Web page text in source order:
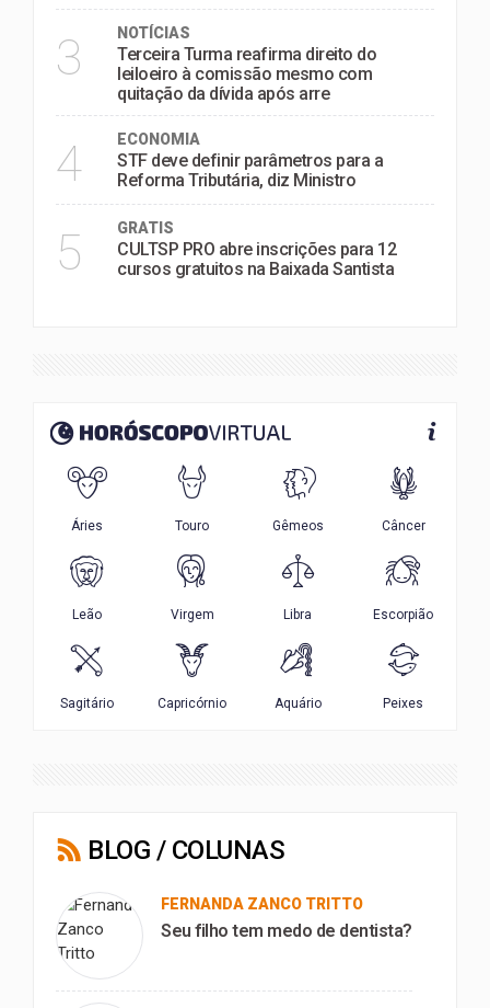
3 NOTÍCIAS
Terceira Turma reafirma direito do
leiloeiro à comissão mesmo com
quitação da dívida após arre
4 ECONOMIA
STF deve definir parâmetros para a
Reforma Tributária, diz Ministro
5 GRATIS
CULTSP PRO abre inscrições para 12
cursos gratuitos na Baixada Santista
BLOG / COLUNAS
FERNANDA ZANCO TRITTO
Seu filho tem medo de dentista?